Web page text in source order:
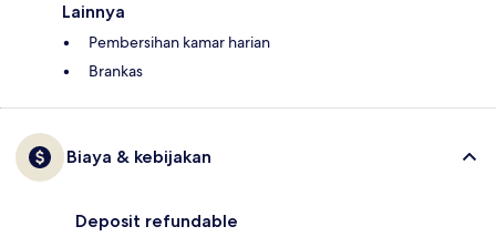
Lainnya
Pembersihan kamar harian
Brankas
Biaya & kebijakan
Deposit refundable